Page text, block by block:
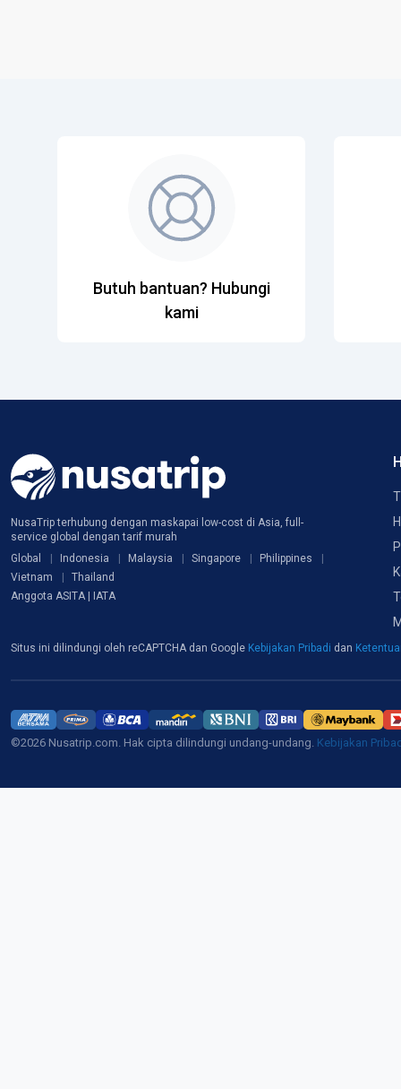
Butuh bantuan? Hubungi
kami
NusaTrip terhubung dengan maskapai low-cost di Asia, full-
service global dengan tarif murah
Global
Indonesia Malaysia Singapore
Philippines
Vietnam
Thailand
Anggota ASITA | IATA
Situs ini dilindungi oleh reCAPTCHA dan Google Kebijakan Pribadi dan
©2026 Nusatrip.com. Hak cipta dilindungi undang-undang. Kebijakan